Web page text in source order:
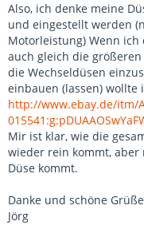
Also, ich denke meine
und eingestellt werden
Motorleistung) Wenn ich
auch gleich die
die Wechseldüsen
einbauen (lassen) wollte
http://www.ebay.de/itm/
Mir ist klar, wie die
wieder rein kommt,
Düse kommt.
Danke und schöne
Jörg